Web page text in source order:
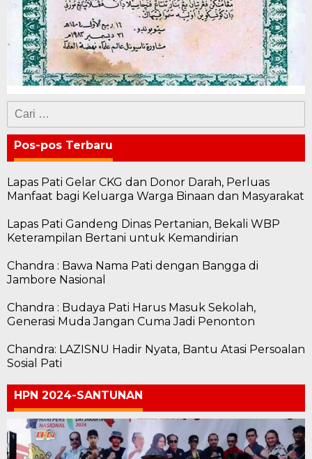
Cari
untuk:
Pos-pos Terbaru
Lapas Pati Gelar CKG dan Donor Darah, Perluas
Manfaat bagi Keluarga Warga Binaan dan Masyarakat
Lapas Pati Gandeng Dinas Pertanian, Bekali WBP
Keterampilan Bertani untuk Kemandirian
Chandra : Bawa Nama Pati dengan Bangga di
Jambore Nasional
Chandra : Budaya Pati Harus Masuk Sekolah,
Generasi Muda Jangan Cuma Jadi Penonton
Chandra: LAZISNU Hadir Nyata, Bantu Atasi Persoalan
Sosial Pati
HPN 2024-SANTUNAN